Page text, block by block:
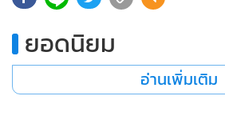
ที่สุดในโลก นอกจากนี้
การบินอีวีเอ อยู่ลำดับที่ 7 ของรางวัล 10
โลก อีกทั้งยังได้รับการจัดอันดับให้ติด 1
ความปลอดภัยสูงสุดของโลกอีกด้วย
ยอดนิยม
อ่านเพิ่มเติม